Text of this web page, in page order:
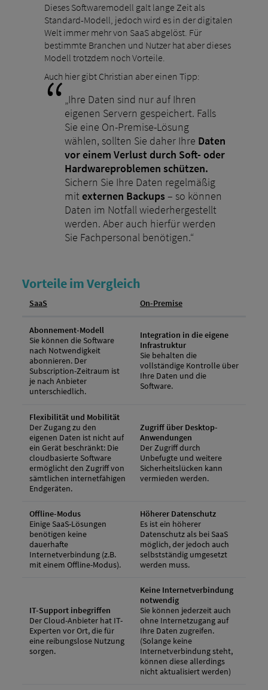
Dieses Softwaremodell galt lange Zeit als
Standard-Modell, jedoch wird es in der digitalen
Welt immer mehr von SaaS abgelöst. Für
bestimmte Branchen und Nutzer hat aber dieses
Modell trotzdem noch Vorteile.
Auch hier gibt Christian aber einen Tipp:
„Ihre Daten sind nur auf Ihren
eigenen Servern gespeichert. Falls
Sie eine On-Premise-Lösung
wählen, sollten Sie daher Ihre Daten
vor einem Verlust durch Soft- oder
Hardwareproblemen schützen.
Sichern Sie Ihre Daten regelmäßig
mitexternen Backups – so können
Daten im Notfall wiederhergestellt
werden. Aber auch hierfür werden
Sie Fachpersonal benötigen.“
Vorteile im Vergleich
SaaS On-Premise
Abonnement-Modell
Sie können die Software
nach Notwendigkeit
abonnieren. Der
Subscription-Zeitraum ist
je nach Anbieter
unterschiedlich.
Integration in die eigene
Infrastruktur
Sie behalten die
vollständige Kontrolle über
Ihre Daten und die
Software.
Flexibilität und Mobilität
Der Zugang zu den
eigenen Daten ist nicht auf
ein Gerät beschränkt: Die
cloudbasierte Software
ermöglicht den Zugriff von
sämtlichen internetfähigen
Endgeräten.
Zugriff über Desktop-
Anwendungen
Der Zugriff durch
Unbefugte und weitere
Sicherheitslücken kann
vermieden werden.
Offline-Modus
Einige SaaS-Lösungen
benötigen keine
dauerhafte
Internetverbindung (z.B.
mit einem Offline-Modus).
Höherer Datenschutz
Es ist ein höherer
Datenschutz als bei SaaS
möglich, der jedoch auch
selbstständig umgesetzt
werden muss.
IT-Support inbegriffen
Der Cloud-Anbieter hat IT-
Experten vor Ort, die für
eine reibungslose Nutzung
sorgen.
Keine Internetverbindung
notwendig
Sie können jederzeit auch
ohne Internetzugang auf
Ihre Daten zugreifen.
(Solange keine
Internetverbindung steht,
können diese allerdings
nicht aktualisiert werden)